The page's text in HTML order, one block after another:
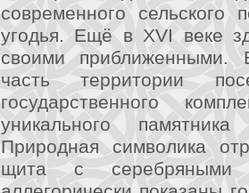
современного сельского
угодья. Ещё в XVI веке
своими приближенными.
часть территории
государственного
уникального
Природная символика
щита с серебряными